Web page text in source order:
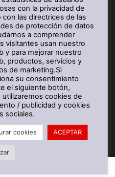
27
con la privacidad de
con las directrices de las
de protección de datos
a comprender
visitantes usan nuestro
y para mejorar nuestro
productos, servicios y
de marketing.Si
su consentimiento
el siguiente botón,
utilizaremos cookies de
/ publicidad y cookies
sociales.
cookies ACEPTAR